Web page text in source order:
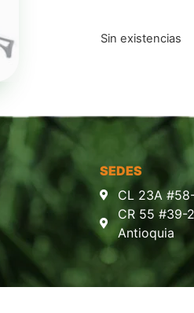
Sin existencias
SEDES
CL 23A
CR 55 #39-
Antioquia